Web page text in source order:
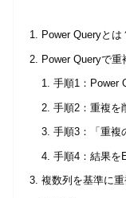
Power Queryと
Power Queryで
手順1：Power
手順2：重複を
手順3：「重複
手順4：結果を
複数列を基準に